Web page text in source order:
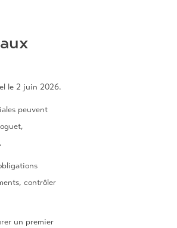
le 2 juin 2026.
peuvent
contrôler
un premier